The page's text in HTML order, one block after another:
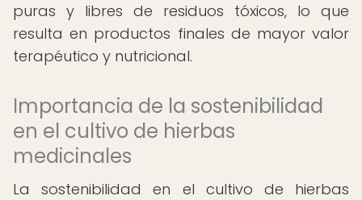
puras y libres de residuos tóxicos, lo que
resulta en productos finales de mayor valor
terapéutico y nutricional.
Importancia de la sostenibilidad
en el cultivo de hierbas
medicinales
La sostenibilidad en el cultivo de hierbas